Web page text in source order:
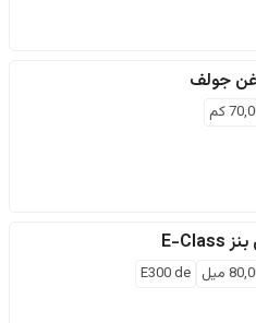
جولف
كم
E-Class
ميل E300 de